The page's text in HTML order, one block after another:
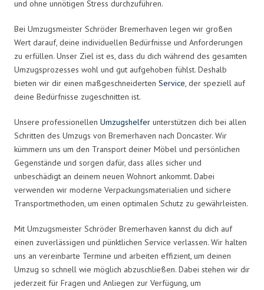
und ohne unnötigen Stress durchzuführen.
Bei Umzugsmeister Schröder Bremerhaven legen wir großen
Wert darauf, deine individuellen Bedürfnisse und Anforderungen
zu erfüllen. Unser Ziel ist es, dass du dich während des gesamten
Umzugsprozesses wohl und gut aufgehoben fühlst. Deshalb
bieten wir dir einen maßgeschneiderten Service, der speziell auf
deine Bedürfnisse zugeschnitten ist.
Unsere professionellen Umzugshelfer unterstützen dich bei allen
Schritten des Umzugs von Bremerhaven nach Doncaster. Wir
kümmern uns um den Transport deiner Möbel und persönlichen
Gegenstände und sorgen dafür, dass alles sicher und
unbeschädigt an deinem neuen Wohnort ankommt. Dabei
verwenden wir moderne Verpackungsmaterialien und sichere
Transportmethoden, um einen optimalen Schutz zu gewährleisten.
Mit Umzugsmeister Schröder Bremerhaven kannst du dich auf
einen zuverlässigen und pünktlichen Service verlassen. Wir halten
uns an vereinbarte Termine und arbeiten effizient, um deinen
Umzug so schnell wie möglich abzuschließen. Dabei stehen wir dir
jederzeit für Fragen und Anliegen zur Verfügung, um